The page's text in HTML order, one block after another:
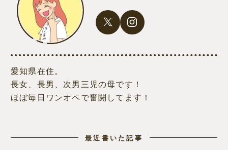
愛知県在住。
長女、長男、次男三児の母です！
ほぼ毎日ワンオペで奮闘してます！
最近書いた記事